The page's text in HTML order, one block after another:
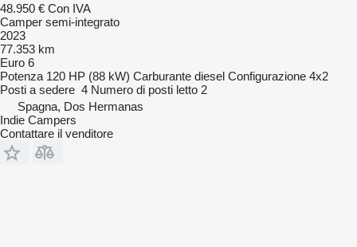
48.950 € Con IVA
Camper semi-integrato
2023
77.353 km
Euro 6
Potenza 120 HP (88 kW) Carburante diesel Configurazione 4x2
Posti a sedere 4 Numero di posti letto 2
Spagna, Dos Hermanas
Indie Campers
Contattare il venditore